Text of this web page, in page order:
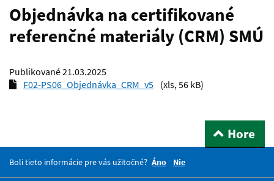
Objednávka na certifikované
referenčné materiály (CRM) SMÚ
Publikované21.03.2025
F02-PS06_Objednávka_CRM_v5 (xls, 56 kB)
Hore
Boli tieto informácie pre vás užitočné? Áno Nie